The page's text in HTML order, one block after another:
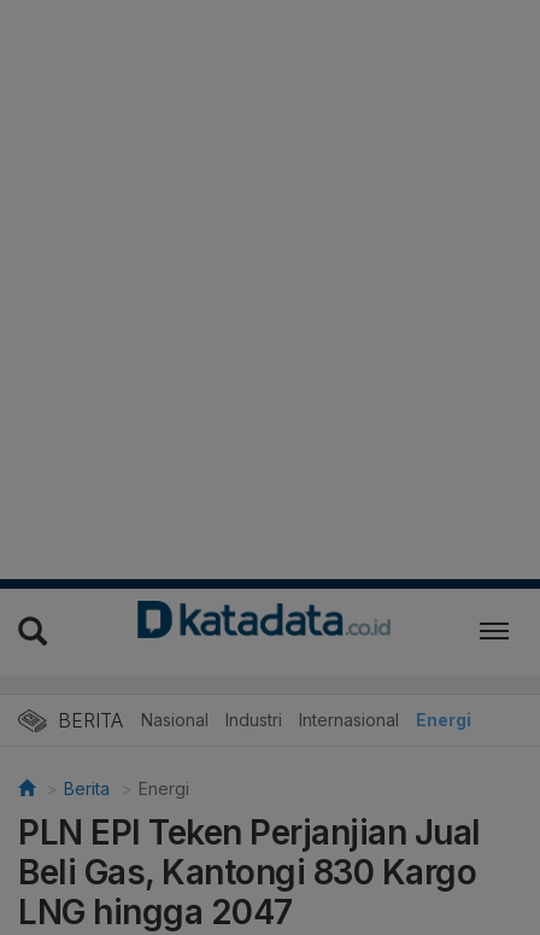
BERITA Nasional Industri Internasional Energi
Berita Energi
PLN EPI Teken Perjanjian Jual
Beli Gas, Kantongi 830 Kargo
LNG hingga 2047